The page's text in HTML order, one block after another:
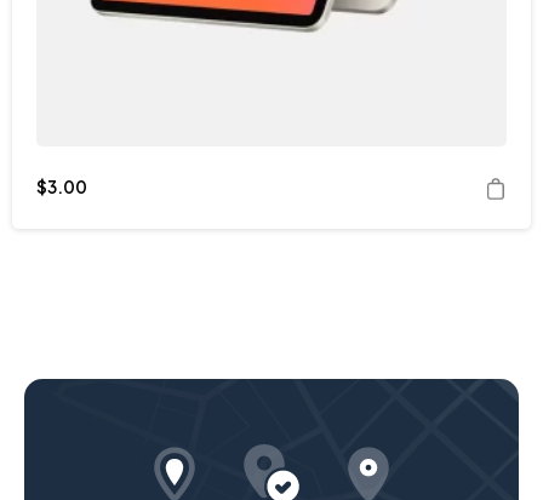
$3.00